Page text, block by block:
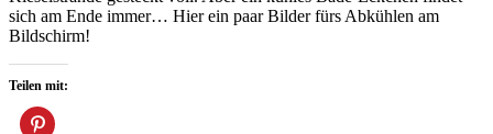
sich am Ende immer… Hier ein paar Bilder fürs Abkühlen am
Bildschirm!
Teilen mit: